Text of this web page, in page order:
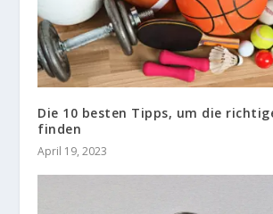
Die 10 besten Tipps, um die
finden
April 19, 2023